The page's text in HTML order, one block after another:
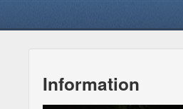
Information